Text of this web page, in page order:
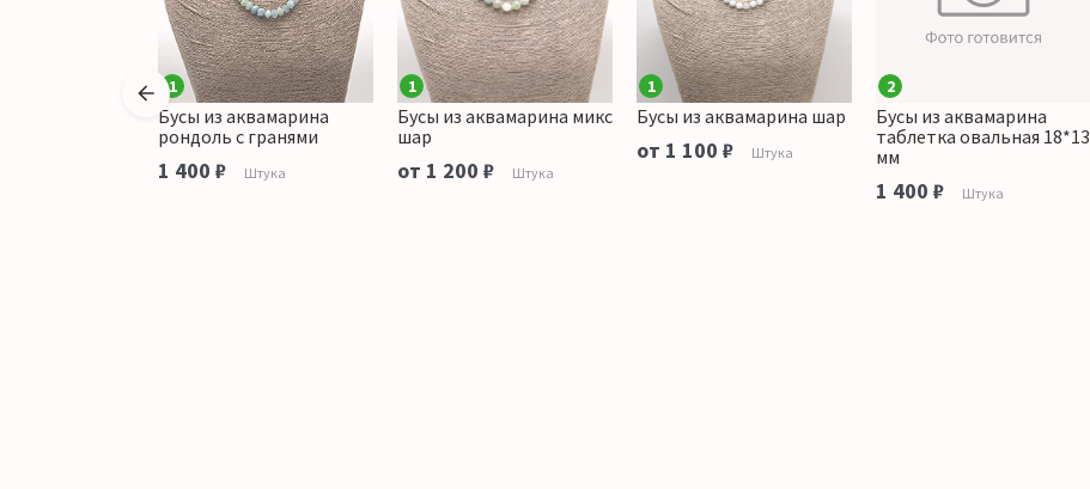
1
Бусы из аквамарина
рондоль с гранями
1 400 ₽ Штука
1
Бусы из аквамарина микс
шар
от 1 200 ₽ Штука
1
Бусы из аквамарина шар
от 1 100 ₽ Штука
2
Бусы из аквамарина
таблетка овальная 18*13
мм
1 400 ₽ Штука